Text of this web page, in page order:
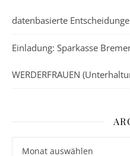
datenbasierte
Einladung: Sparkasse
WERDERFRAUEN